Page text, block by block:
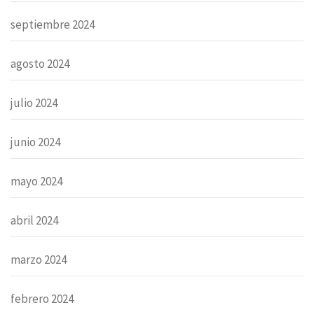
septiembre 2024
agosto 2024
julio 2024
junio 2024
mayo 2024
abril 2024
marzo 2024
febrero 2024